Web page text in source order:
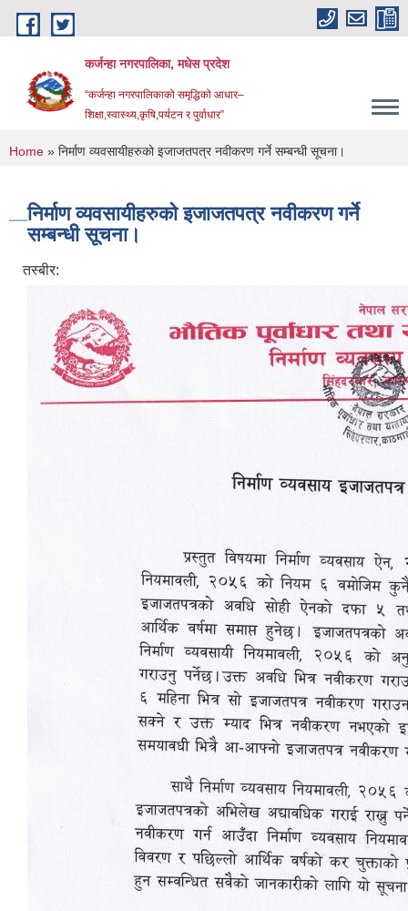
Skip to main content
कर्जन्हा नगरपालिका, मधेस प्रदेश
“कर्जन्हा नगरपालिकाको समृद्धिको आधार–
शिक्षा,स्वास्थ्य,कृषि,पर्यटन र पुर्वाधार”
You are here
Home » निर्माण व्यवसायीहरुको इजाजतपत्र नवीकरण गर्ने सम्बन्धी सूचना।
निर्माण व्यवसायीहरुको इजाजतपत्र नवीकरण गर्ने
सम्बन्धी सूचना।
तस्बीर: